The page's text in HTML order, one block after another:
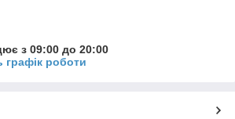
електромагнітних
"нормально відкриті" мають кілька
У випадку втрати живлення або аварії
з 09:00 до 20:00
графік роботи